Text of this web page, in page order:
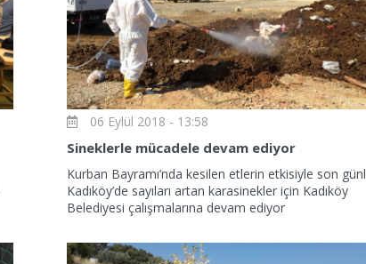
06 Eylül 2018 - 13:58
Sineklerle mücadele devam ediyor
Kurban Bayramı’nda kesilen etlerin etkisiyle son
Kadıköy’de sayıları artan karasinekler için Kadıköy
Belediyesi çalışmalarına devam ediyor